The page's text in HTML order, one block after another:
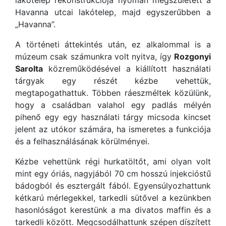
Havanna utcai lakótelep, majd egyszerűbben a
„Havanna”.
A történeti áttekintés után, ez alkalommal is a
múzeum csak számunkra volt nyitva, így Rozgonyi
Sarolta közreműködésével a kiállított használati
tárgyak egy részét kézbe vehettük,
megtapogathattuk. Többen ráeszméltek közülünk,
hogy a családban valahol egy padlás mélyén
pihenő egy egy használati tárgy micsoda kincset
jelent az utókor számára, ha ismeretes a funkciója
és a felhasználásának körülményei.
Kézbe vehettünk régi hurkatöltőt, ami olyan volt
mint egy óriás, nagyjából 70 cm hosszú injekcióstű
bádogból és esztergált fából. Egyensúlyozhattunk
kétkarú mérlegekkel, tarkedli sütővel a kezünkben
hasonlóságot kerestünk a ma divatos maffin és a
tarkedli között. Megcsodálhattunk szépen díszített